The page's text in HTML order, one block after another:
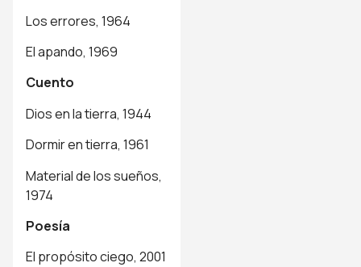
Los errores, 1964
El apando, 1969
Cuento
Dios en la tierra, 1944
Dormir en tierra, 1961
Material de los sueños,
1974
Poesía
El propósito ciego, 2001